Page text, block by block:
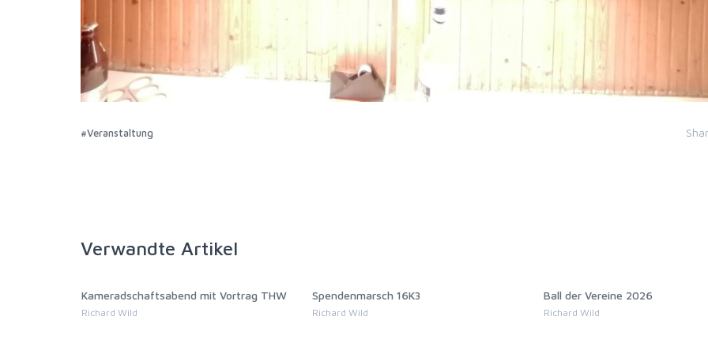
#Veranstaltung
Verwandte Artikel
Spendenmarsch 16K3
Richard Wild
Ball der Vereine 2026
Richard Wild
Kameradschaftsabend mit
Richard Wild